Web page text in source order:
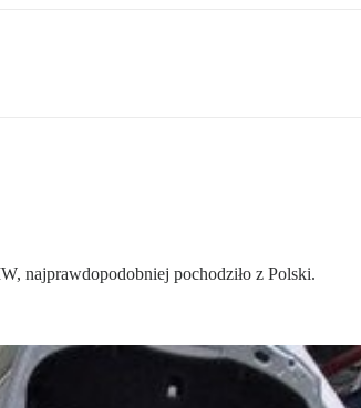
najprawdopodobniej pochodziło z Polski.